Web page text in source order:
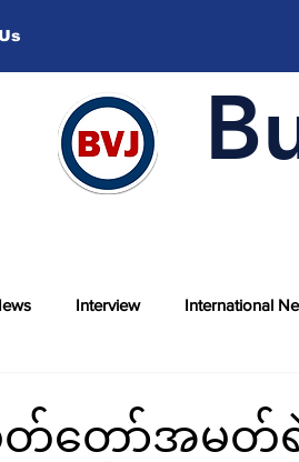
Interview International
တ်တော်အမတ်